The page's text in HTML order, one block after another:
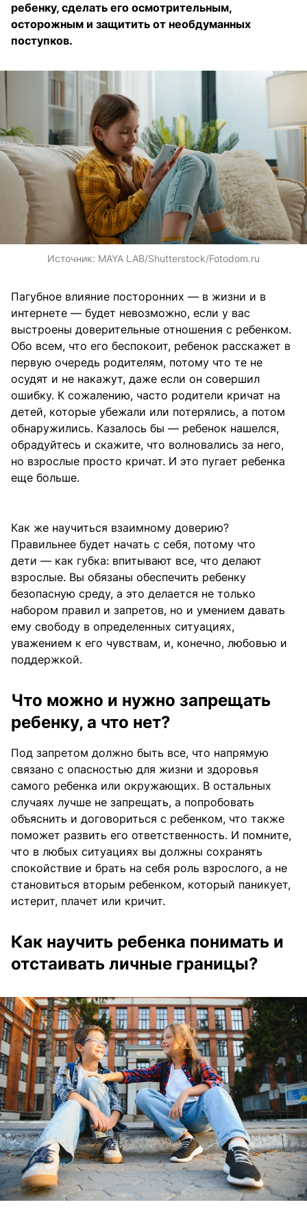
ребенку, сделать его осмотрительным,
осторожным и защитить от необдуманных
поступков.
Источник: MAYA LAB/Shutterstock/Fotodom.ru
Пагубное влияние посторонних — в жизни и в
интернете — будет невозможно, если у вас
выстроены доверительные отношения с ребенком.
Обо всем, что его беспокоит, ребенок расскажет в
первую очередь родителям, потому что те не
осудят и не накажут, даже если он совершил
ошибку. К сожалению, часто родители кричат на
детей, которые убежали или потерялись, а потом
обнаружились. Казалось бы — ребенок нашелся,
обрадуйтесь и скажите, что волновались за него,
но взрослые просто кричат. И это пугает ребенка
еще больше.
Как же научиться взаимному доверию?
Правильнее будет начать с себя, потому что
дети — как губка: впитывают все, что делают
взрослые. Вы обязаны обеспечить ребенку
безопасную среду, а это делается не только
набором правил и запретов, но и умением давать
ему свободу в определенных ситуациях,
уважением к его чувствам, и, конечно, любовью и
поддержкой.
Что можно и нужно запрещать
ребенку, а что нет?
Под запретом должно быть все, что напрямую
связано с опасностью для жизни и здоровья
самого ребенка или окружающих. В остальных
случаях лучше не запрещать, а попробовать
объяснить и договориться с ребенком, что также
поможет развить его ответственность. И помните,
что в любых ситуациях вы должны сохранять
спокойствие и брать на себя роль взрослого, а не
становиться вторым ребенком, который паникует,
истерит, плачет или кричит.
Как научить ребенка понимать и
отстаивать личные границы?